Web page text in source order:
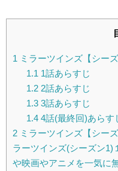
1 ミラーツインズ【シー
1.1 1話あらすじ
1.22話あらすじ
1.33話あらすじ
1.44話(最終回)あらす
2 ミラーツインズ【シー
ラーツインズ(シーズン1)
や映画やアニメを一気に